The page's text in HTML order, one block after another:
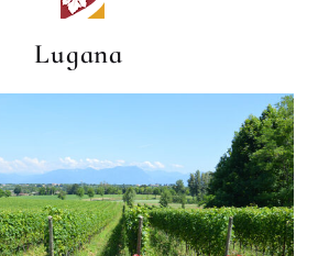
Lugana